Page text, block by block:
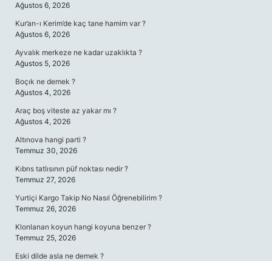
Ağustos 6, 2026
Kur’an-ı Kerim’de kaç tane hamim var ?
Ağustos 6, 2026
Ayvalık merkeze ne kadar uzaklıkta ?
Ağustos 5, 2026
Boçık ne demek ?
Ağustos 4, 2026
Araç boş viteste az yakar mı ?
Ağustos 4, 2026
Altınova hangi parti ?
Temmuz 30, 2026
Kıbrıs tatlısının püf noktası nedir ?
Temmuz 27, 2026
Yurtiçi Kargo Takip No Nasıl Öğrenebilirim ?
Temmuz 26, 2026
Klonlanan koyun hangi koyuna benzer ?
Temmuz 25, 2026
Eski dilde asla ne demek ?